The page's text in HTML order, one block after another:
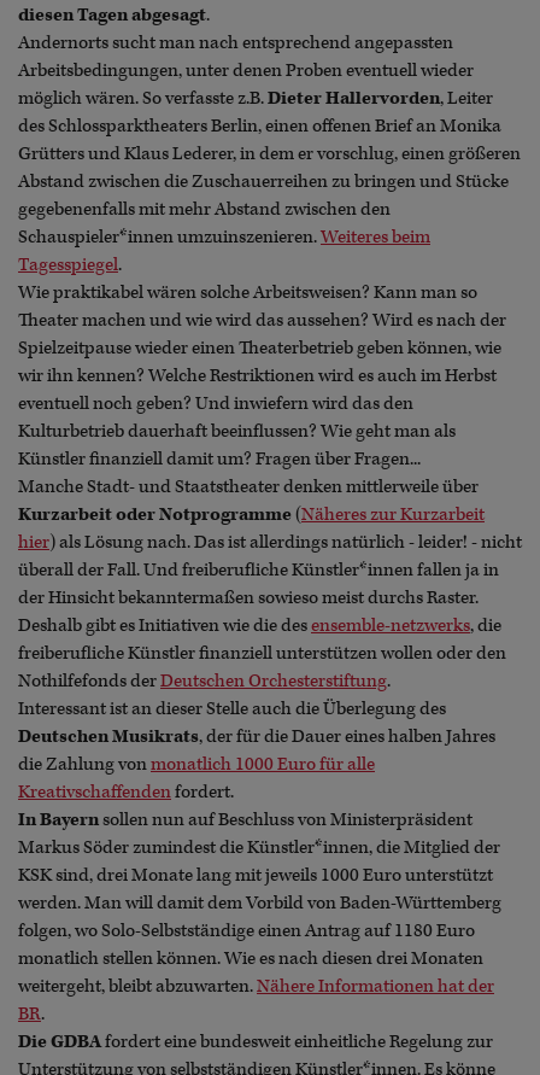
diesen Tagen abgesagt.
Andernorts sucht man nach entsprechend angepassten
Arbeitsbedingungen, unter denen Proben eventuell wieder
möglich wären. So verfasste z.B.Dieter Hallervorden, Leiter
des Schlossparktheaters Berlin, einen offenen Brief an Monika
Grütters und Klaus Lederer, in dem er vorschlug, einen größeren
Abstand zwischen die Zuschauerreihen zu bringen und Stücke
gegebenenfalls mit mehr Abstand zwischen den
Schauspieler*innen umzuinszenieren.Weiteres beim
Tagesspiegel.
Wie praktikabel wären solche Arbeitsweisen? Kann man so
Theater machen und wie wird das aussehen? Wird es nach der
Spielzeitpause wieder einen Theaterbetrieb geben können, wie
wir ihn kennen? Welche Restriktionen wird es auch im Herbst
eventuell noch geben? Und inwiefern wird das den
Kulturbetrieb dauerhaft beeinflussen? Wie geht man als
Künstler finanziell damit um? Fragen über Fragen...
Manche Stadt- und Staatstheater denken mittlerweile über
Kurzarbeit oder Notprogramme(Näheres zur Kurzarbeit
hier) als Lösung nach. Das ist allerdings natürlich - leider! - nicht
überall der Fall. Und freiberufliche Künstler*innen fallen ja in
der Hinsicht bekanntermaßen sowieso meist durchs Raster.
Deshalb gibt es Initiativen wie die desensemble-netzwerks, die
freiberufliche Künstler finanziell unterstützen wollen oder den
Nothilfefonds derDeutschen Orchesterstiftung.
Interessant ist an dieser Stelle auch die Überlegung des
Deutschen Musikrats, der für die Dauer eines halben Jahres
die Zahlung vonmonatlich 1000 Euro für alle
Kreativschaffendenfordert.
In Bayernsollen nun auf Beschluss von Ministerpräsident
Markus Söder zumindest die Künstler*innen, die Mitglied der
KSK sind, drei Monate lang mit jeweils 1000 Euro unterstützt
werden. Man will damit dem Vorbild von Baden-Württemberg
folgen, wo Solo-Selbstständige einen Antrag auf 1180 Euro
monatlich stellen können. Wie es nach diesen drei Monaten
weitergeht, bleibt abzuwarten.Nähere Informationen hat der
BR.
Die GDBAfordert eine bundesweit einheitliche Regelung zur
Unterstützung von selbstständigen Künstler*innen. Es könne